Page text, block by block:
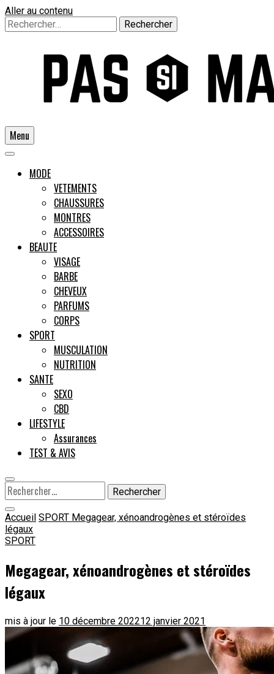
Aller au contenu
Rechercher :
Pas si
Male
Un guide pour l'homme moderne
Menu
MODE
VETEMENTS
CHAUSSURES
MONTRES
ACCESSOIRES
BEAUTE
VISAGE
BARBE
CHEVEUX
PARFUMS
CORPS
SPORT
MUSCULATION
NUTRITION
SANTE
SEXO
CBD
LIFESTYLE
Assurances
TEST & AVIS
Rechercher :
Accueil SPORT Megagear, xénoandrogènes et stéroïdes
légaux
SPORT
Megagear, xénoandrogènes et stéroïdes
légaux
mis à jour le 10 décembre 202212 janvier 2021